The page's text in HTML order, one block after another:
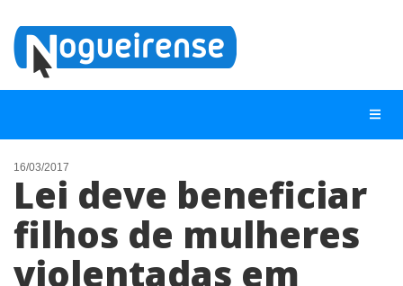
NOTÍCIAS
LISTA DIGITAL
TELEFONES ÚTEIS
16/03/2017
Lei deve beneficiar
filhos de mulheres
violentadas em